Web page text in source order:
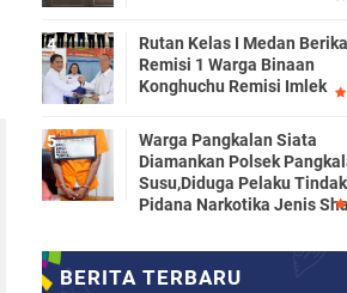
Rutan Kelas I Medan
Remisi 1 Warga Binaan
Konghuchu Remisi Imlek
Warga Pangkalan Siata
Diamankan Polsek
Susu,Diduga Pelaku Tindak
Pidana Narkotika Jenis